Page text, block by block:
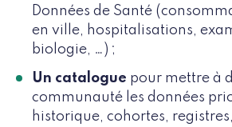
Données de Santé
en ville, hospitalisations,
biologie, …) ;
Un catalogue pour mettre à
communauté les données
historique, cohortes,